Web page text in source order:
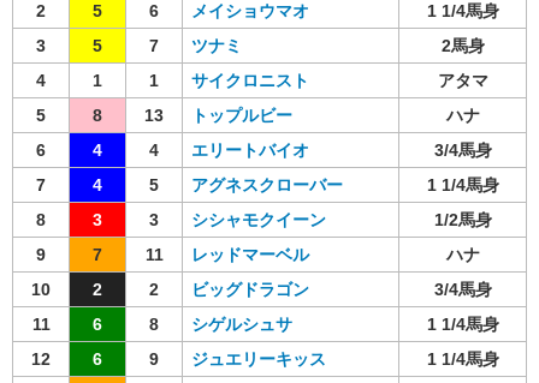
2
5 6 メイショウマオ
1 1/4馬身
3
5 7 ツナミ
2馬身
4
1 1 サイクロニスト
アタマ
5
8 13 トップルビー
ハナ
6
4 4 エリートバイオ
3/4馬身
7
4 5 アグネスクローバー
1 1/4馬身
8
3 3 シシャモクイーン
1/2馬身
9
7 11 レッドマーベル
ハナ
10
2 2 ビッグドラゴン
3/4馬身
11
6 8 シゲルシュサ
1 1/4馬身
12
6 9 ジュエリーキッス
1 1/4馬身